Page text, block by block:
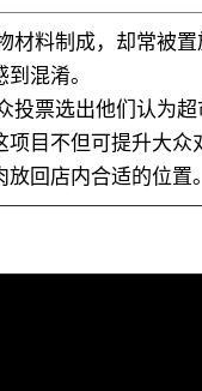
材料制成，却常被
混淆。
投票选出他们认为
目不但可提升大众
回店内合适的位置。